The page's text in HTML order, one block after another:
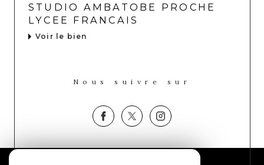
STUDIO AMBATOBE PROCHE
LYCEE FRANCAIS
Voir le bien
Nous suivre sur